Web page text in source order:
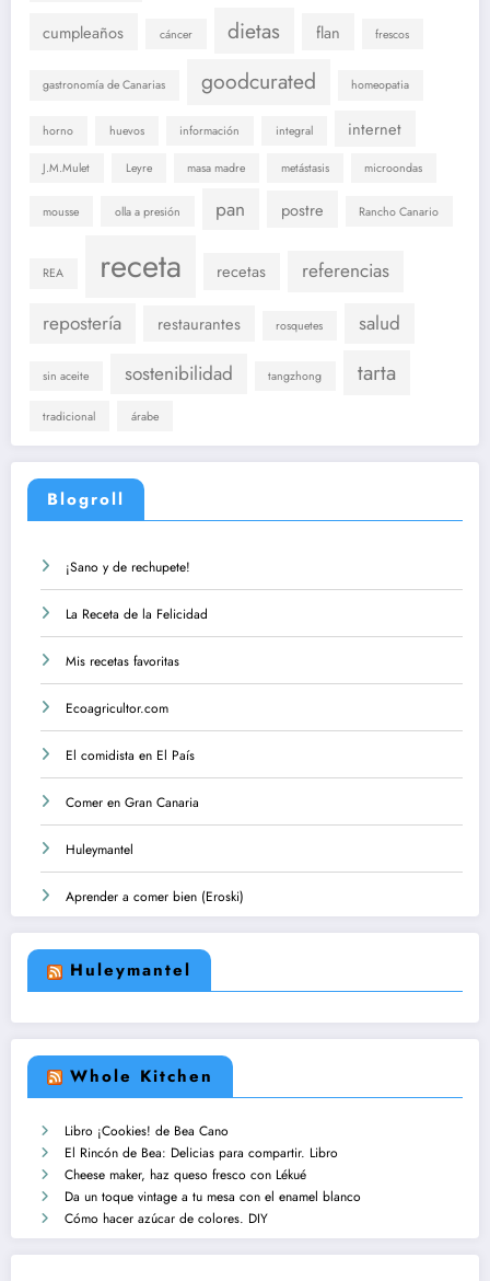
cumpleaños cáncer dietas flan frescos
gastronomía de Canarias goodcurated homeopatia
horno huevos información integral internet
J.M.Mulet Leyre masa madre metástasis microondas
mousse olla a presión pan postre Rancho Canario
REA receta recetas
referencias
repostería
restaurantes rosquetes salud
sin aceite sostenibilidad tangzhong tarta
tradicional árabe
Blogroll
¡Sano y de rechupete!
La Receta de la Felicidad
Mis recetas favoritas
Ecoagricultor.com
El comidista en El País
Comer en Gran Canaria
Huleymantel
Aprender a comer bien (Eroski)
Huleymantel
Whole Kitchen
Libro ¡Cookies! de Bea Cano
El Rincón de Bea: Delicias para compartir. Libro
Cheese maker, haz queso fresco con Lékué
Da un toque vintage a tu mesa con el enamel blanco
Cómo hacer azúcar de colores. DIY